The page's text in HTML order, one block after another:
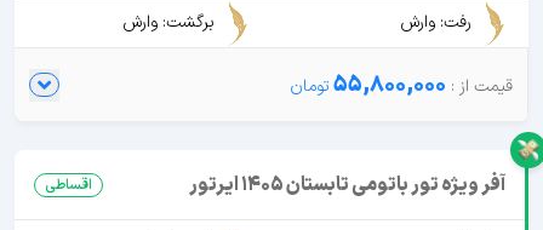
رفت: وارش
برگشت: وارش
55,800,000
آفر ویژه تور باتومی تابستان 1405 ایرتور اقساطی